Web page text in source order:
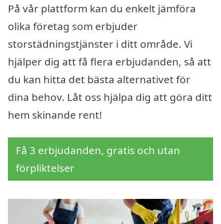
På vår plattform kan du enkelt jämföra
olika företag som erbjuder
storstädningstjänster i ditt område. Vi
hjälper dig att få flera erbjudanden, så att
du kan hitta det bästa alternativet för
dina behov. Låt oss hjälpa dig att göra ditt
hem skinande rent!
Få 3 erbjudanden, gratis och utan
förpliktelser